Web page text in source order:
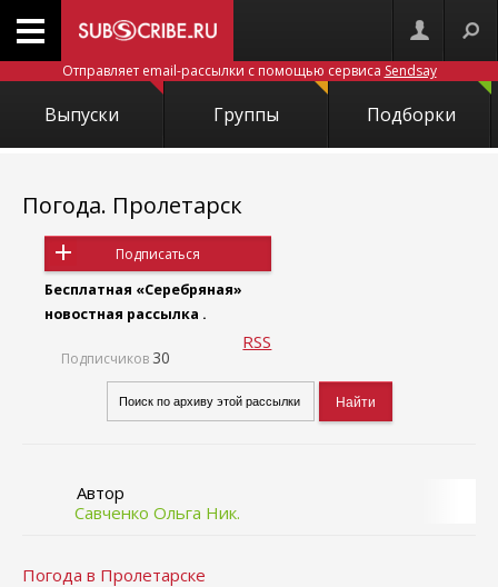
Отправляет email-рассылки с помощью сервиса Sendsay
Выпуски Группы Подборки
Погода. Пролетарск
Подписаться
Бесплатная «Серебряная»
новостная рассылка .
Подписчиков 30
RSS
Автор
Савченко Ольга Ник.
Погода в Пролетарске